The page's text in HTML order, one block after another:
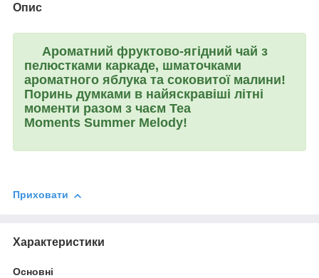
Опис
Ароматний фруктово-ягідний чай з
пелюстками каркаде, шматочками
ароматного яблука та соковитої малини!
Поринь думками в найяскравіші літні
моменти разом з чаєм Tea
Moments Summer Melody!
Приховати
Характеристики
Основні